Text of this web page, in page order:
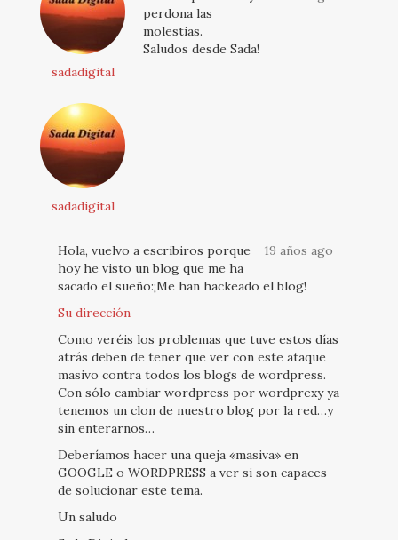
sadadigital
perdona las
molestias.
Saludos desde Sada!
sadadigital
19 años ago
Hola, vuelvo a escribiros porque
hoy he visto un blog que me ha
sacado el sueño:¡Me han hackeado el blog!
Su dirección
Como veréis los problemas que tuve estos días
atrás deben de tener que ver con este ataque
masivo contra todos los blogs de wordpress.
Con sólo cambiar wordpress por wordprexy ya
tenemos un clon de nuestro blog por la red…y
sin enterarnos…
Deberíamos hacer una queja «masiva» en
GOOGLE o WORDPRESS a ver si son capaces
de solucionar este tema.
Un saludo